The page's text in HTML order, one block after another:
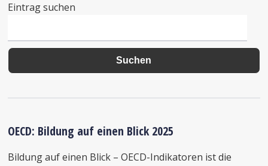
Eintrag suchen
OECD: Bildung auf einen Blick 2025
Bildung auf einen Blick – OECD-Indikatoren ist die